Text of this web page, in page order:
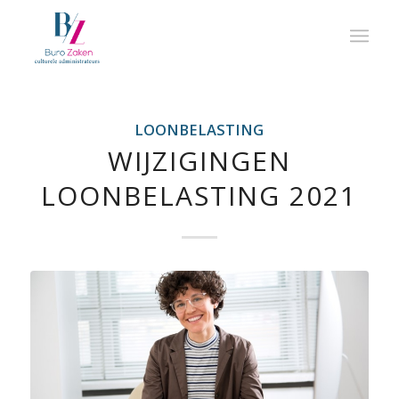
LOONBELASTING
WIJZIGINGEN
LOONBELASTING 2021